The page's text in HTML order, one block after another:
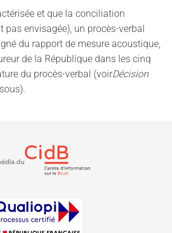
et que la conciliation
pas envisagée), un procès-verbal
du rapport de mesure acoustique,
de la République dans les cinq
du procès-verbal (voirDécision